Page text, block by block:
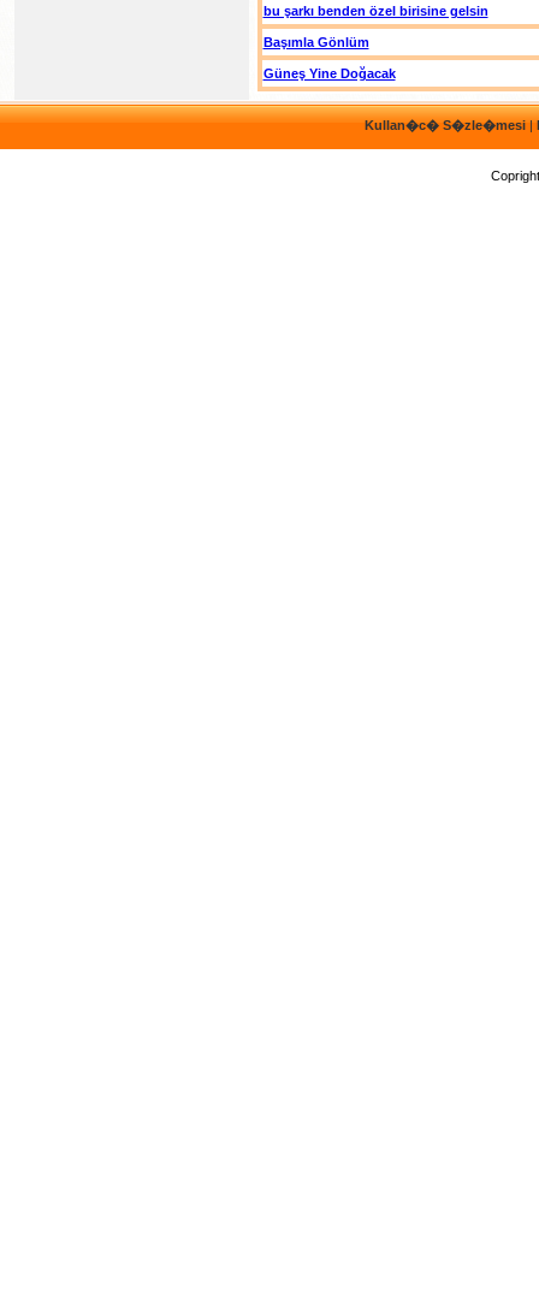
bu şarkı benden özel birisine gelsin
Başımla Gönlüm
Güneş Yine Doğacak
Kullan�c� S�zle�mesi|